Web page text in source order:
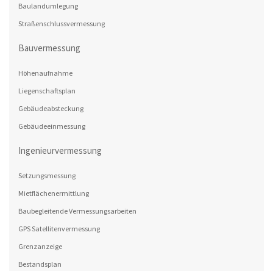
Baulandumlegung
Straßenschlussvermessung
Bauvermessung
Höhenaufnahme
Liegenschaftsplan
Gebäudeabsteckung
Gebäudeeinmessung
Ingenieurvermessung
Setzungsmessung
Mietflächenermittlung
Baubegleitende Vermessungsarbeiten
GPS Satellitenvermessung
Grenzanzeige
Bestandsplan